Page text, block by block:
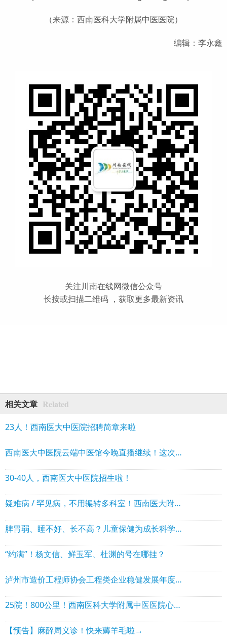
（来源：西南医科大学附属中医医院）
编辑：李永鑫
关注川南在线网微信公众号
长按或扫描二维码 ，获取更多最新资讯
相关文章 Related
23人！西南医大中医院招聘简章来啦
西南医大中医院云端中医馆今晚直播继续！这次教保命绝招
30-40人，西南医大中医院招生啦！
疑难病 / 罕见病，不用辗转多科室！西南医大附院这个门诊，专家会诊一次搞定
脾胃弱、睡不好、长不高？儿童保健为成长科学护航→
“约满”！杨文信、鲜玉军、杜渊的号在哪挂？
泸州市造价工程师协会工程类企业稳健发展年度观察（2026）
25院！800公里！西南医科大学附属中医医院心血管内科硬核出击
【预告】麻醉周义诊！快来薅羊毛啦→